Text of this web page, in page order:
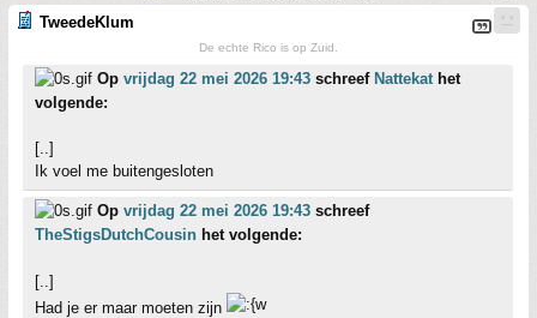
TweedeKlum
De echte Rico is op Zuid.
Op vrijdag 22 mei 2026 19:43 schreef Nattekathet
volgende:
[..]
Ik voel me buitengesloten
Op vrijdag 22 mei 2026 19:43 schreef
TheStigsDutchCousin het volgende:
[..]
Had je er maar moeten zijn